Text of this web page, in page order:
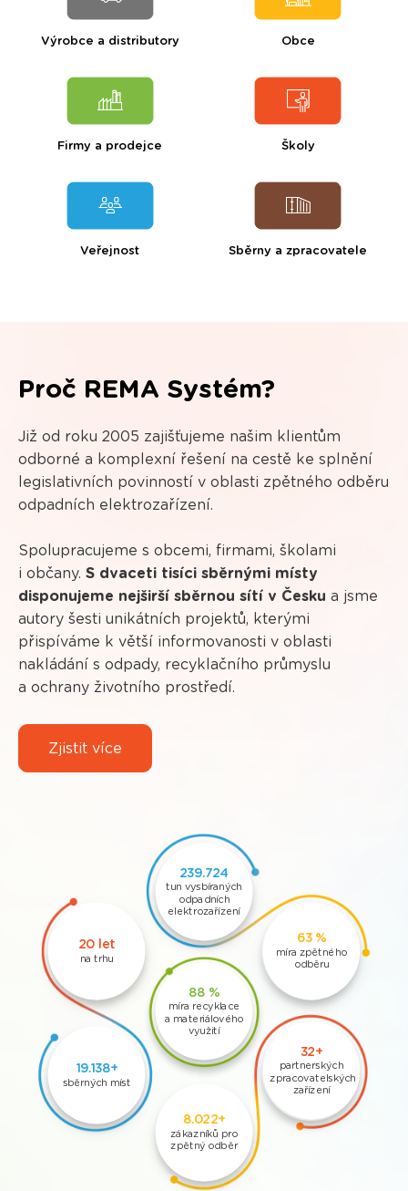
Výrobce a distributory Obce
Firmy a prodejce Školy
Veřejnost Sběrny a zpracovatele
Proč REMA Systém?
Již od roku 2005 zajišťujeme našim klientům
odborné a komplexní řešení na cestě ke splnění
legislativních povinností v oblasti zpětného odběru
odpadních elektrozařízení.
Spolupracujeme s obcemi, firmami, školami
i občany. S dvaceti tisíci sběrnými místy
disponujeme nejširší sběrnou sítí v Česku a jsme
autory šesti unikátních projektů, kterými
přispíváme k větší informovanosti v oblasti
nakládání s odpady, recyklačního průmyslu
a ochrany životního prostředí.
Zjistit více
21 let
na trhu
21.840+
sběrných míst
299.715
tun vysbíraných
odpadních
elektrozařízení
93 %
míra recyklace
a materiálového
využití
10.978+
zákazníků pro
zpětný odběr
69 %
míra zpětného
odběru
36+
partnerských
zpracovatelských
zařízení